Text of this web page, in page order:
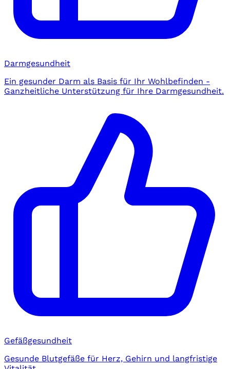
Darmgesundheit
Ein gesunder Darm als Basis für Ihr Wohlbefinden -
Ganzheitliche Unterstützung für Ihre Darmgesundheit.
Gefäßgesundheit
Gesunde Blutgefäße für Herz, Gehirn und langfristige